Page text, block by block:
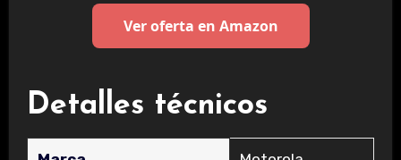
Ver oferta en Amazon
Detalles técnicos